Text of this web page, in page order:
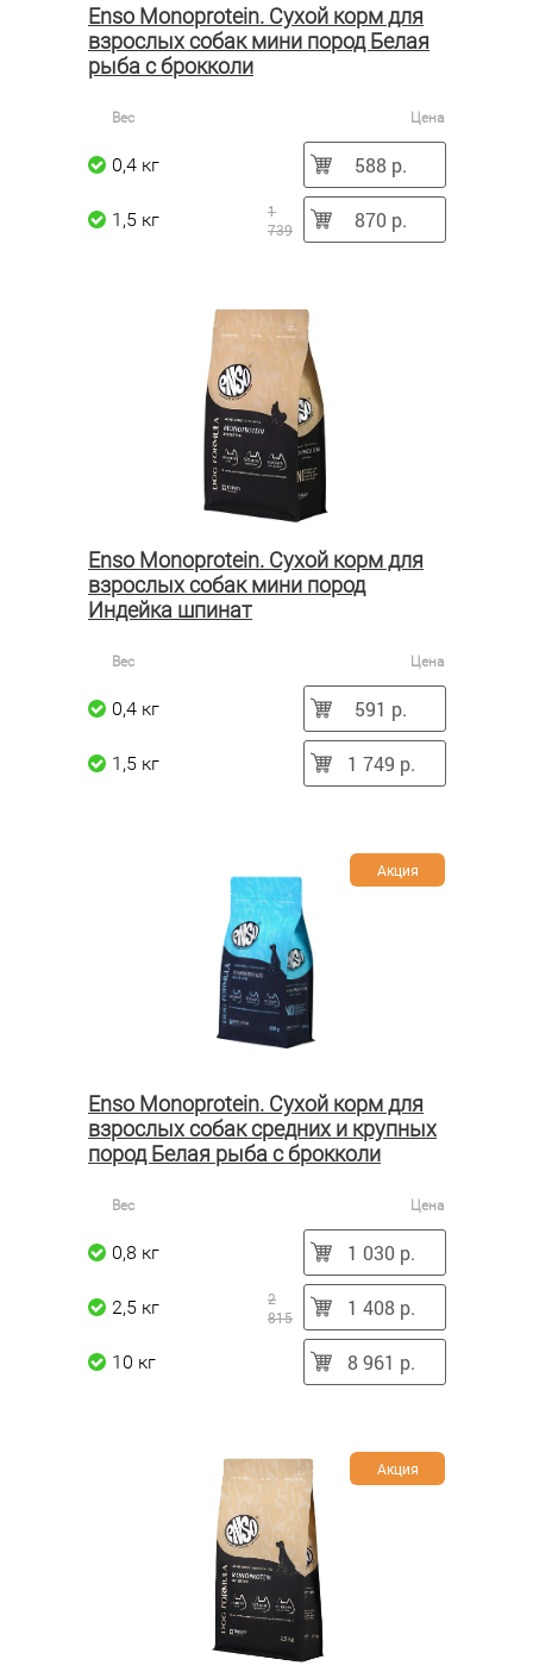
Enso Monoprotein. Сухой корм для
взрослых собак мини пород Белая
рыба с брокколи
Вес Цена
0,4 кг 588 р.
1,5 кг
1
739
870 р.
Enso Monoprotein. Сухой корм для
взрослых собак мини пород
Индейка шпинат
Вес Цена
0,4 кг 591 р.
1,5 кг 1 749 р.
Акция
Enso Monoprotein. Сухой корм для
взрослых собак средних и крупных
пород Белая рыба с брокколи
Вес Цена
0,8 кг 1 030 р.
2,5 кг
2
815
1 408 р.
10 кг 8 961 р.
Акция